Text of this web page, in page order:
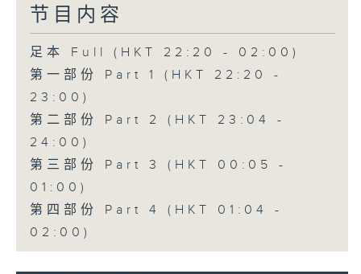
节目内容
足本 Full (HKT 22:20 - 02:00)
第一部份 Part 1 (HKT 22:20 -
23:00)
第二部份 Part 2 (HKT 23:04 -
24:00)
第三部份 Part 3 (HKT 00:05 -
01:00)
第四部份 Part 4 (HKT 01:04 -
02:00)